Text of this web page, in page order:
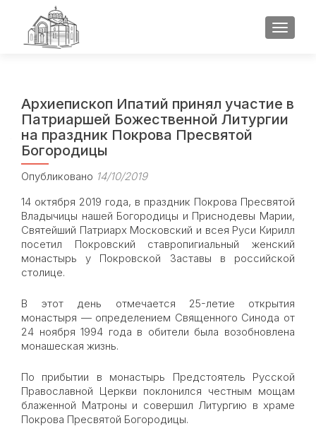
Архиепископ Ипатий принял участие в
Патриаршей Божественной Литургии
на праздник Покрова Пресвятой
Богородицы
Опубликовано 14/10/2019
14 октября 2019 года, в праздник Покрова Пресвятой
Владычицы нашей Богородицы и Приснодевы Марии,
Святейший Патриарх Московский и всея Руси Кирилл
посетил Покровский ставропигиальный женский
монастырь у Покровской Заставы в российской
столице.
В этот день отмечается 25-летие открытия
монастыря — определением Священного Синода от
24 ноября 1994 года в обители была возобновлена
монашеская жизнь.
По прибытии в монастырь Предстоятель Русской
Православной Церкви поклонился честным мощам
блаженной Матроны и совершил Литургию в храме
Покрова Пресвятой Богородицы.